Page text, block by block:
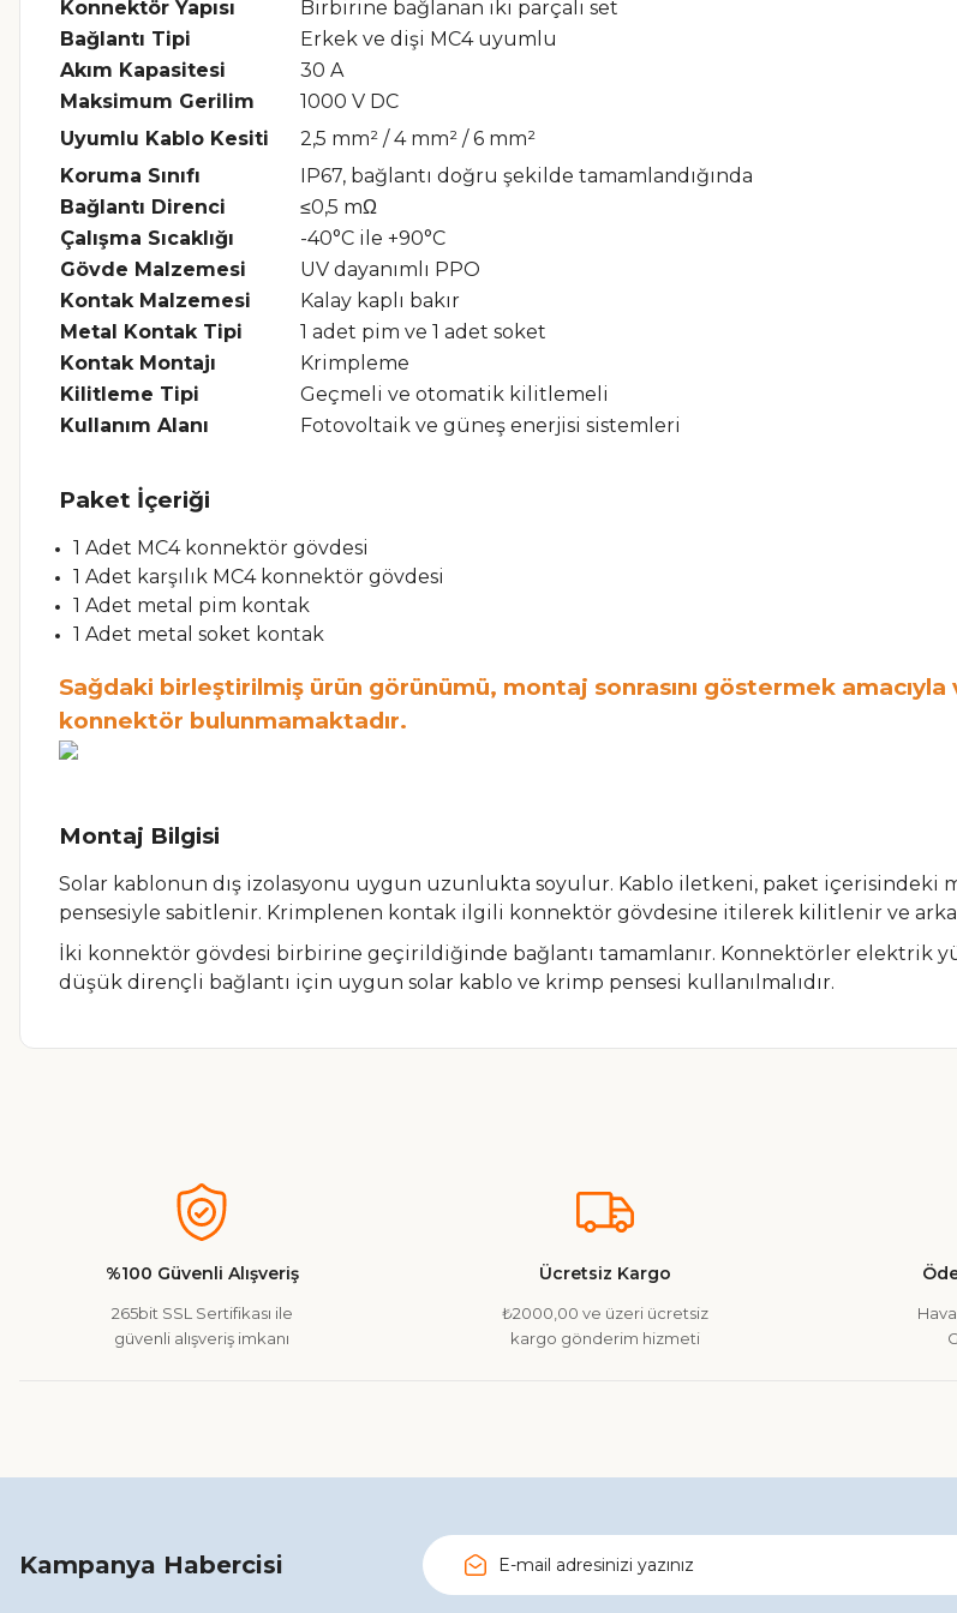
Konnektör Yapısı
Birbirine bağlanan iki parçalı set
Bağlantı Tipi
Erkek ve dişi MC4 uyumlu
Akım Kapasitesi
30 A
Maksimum Gerilim
1000 V DC
Uyumlu Kablo Kesiti
2,5 mm² / 4 mm² / 6 mm²
Koruma Sınıfı
IP67, bağlantı doğru şekilde tamamlandığında
Bağlantı Direnci
≤0,5 mΩ
Çalışma Sıcaklığı
-40°C ile +90°C
Gövde Malzemesi
UV dayanımlı PPO
Kontak Malzemesi
Kalay kaplı bakır
Metal Kontak Tipi
1 adet pim ve 1 adet soket
Kontak Montajı
Krimpleme
Kilitleme Tipi
Geçmeli ve otomatik kilitlemeli
Kullanım Alanı
Fotovoltaik ve güneş enerjisi sistemleri
Paket İçeriği
1 Adet MC4 konnektör gövdesi
1 Adet karşılık MC4 konnektör gövdesi
1 Adet metal pim kontak
1 Adet metal soket kontak
Sağdaki birleştirilmiş ürün görünümü, montaj sonrasını göstermek
konnektör bulunmamaktadır.
Montaj Bilgisi
Solar kablonun dış izolasyonu uygun uzunlukta soyulur. Kablo iletkeni, paket içerisindeki
pensesiyle sabitlenir. Krimplenen kontak ilgili konnektör gövdesine itilerek kilitlenir ve arka
İki konnektör gövdesi birbirine geçirildiğinde bağlantı tamamlanır. Konnektörler elektrik
düşük dirençli bağlantı için uygun solar kablo ve krimp pensesi kullanılmalıdır.
Ürün resmi kalitesiz, bozuk veya görüntülenemiyor.
Ürün bilgilerinde hatalar bulunuyor.
Ürün fiyatı diğer sitelerden daha pahalı.
%100 Güvenli Alışveriş
265bit SSL Sertifikası ile
güvenli alışveriş imkanı
Ücretsiz Kargo
₺2000,00 ve üzeri ücretsiz
kargo gönderim hizmeti
Kampanya Habercisi